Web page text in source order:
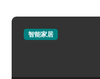
智能家居